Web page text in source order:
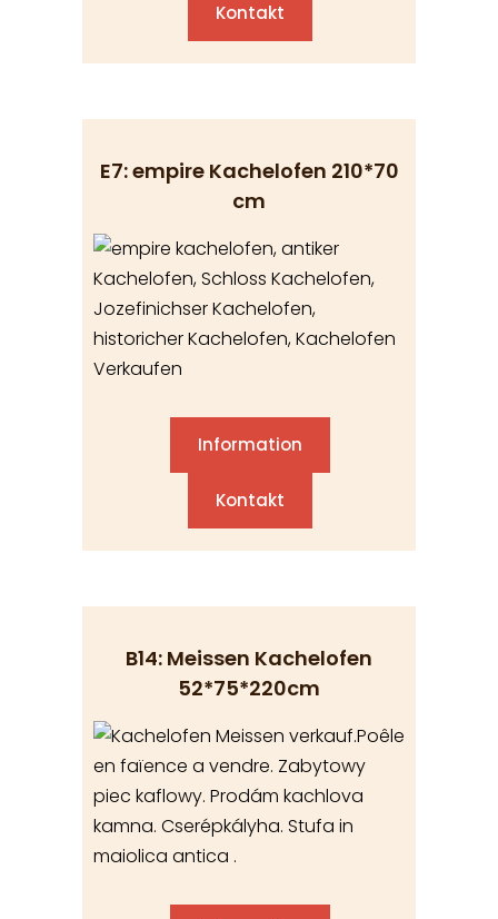
Kontakt
E7: empire Kachelofen 210*70
cm
Information
Kontakt
B14: Meissen Kachelofen
52*75*220cm